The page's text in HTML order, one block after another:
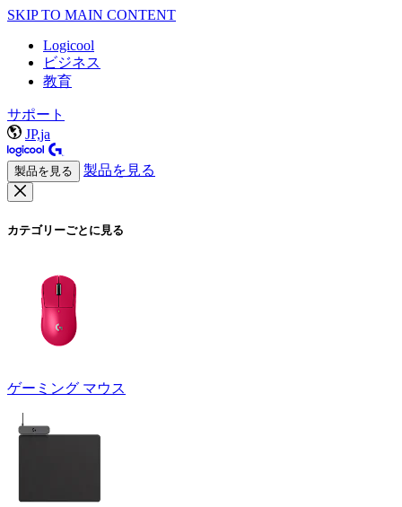
SKIP TO MAIN CONTENT
Logicool
ビジネス
教育
サポート
JP,ja
製品を見る 製品を見る
カテゴリーごとに見る
ゲーミング マウス